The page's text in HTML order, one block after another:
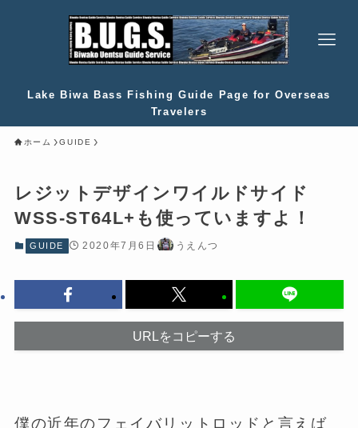
Lake Biwa Bass Fishing Guide Page for Overseas
Travelers
ホーム GUIDE
レジットデザインワイルドサイド
WSS-ST64L+も使っていますよ！
GUIDE 2020年7月6日 うえんつ
URLをコピーする
僕の近年のフェイバリットロッドと言えば